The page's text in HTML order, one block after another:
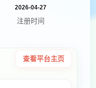
2026-04-27
注册时间
查看平台主页